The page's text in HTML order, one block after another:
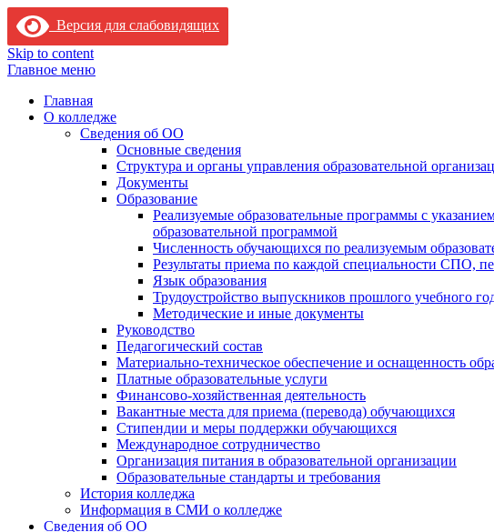
Версия для слабовидящих
Skip to content
Главное меню
Главная
О колледже
Сведения об ОО
Основные сведения
Структура и органы управления образовательной
Документы
Образование
Реализуемые образовательные программы с
образовательной программой
Численность обучающихся по реализуемым
Результаты приема по каждой специальности СПО,
Язык образования
Трудоустройство выпускников прошлого
Методические и иные документы
Руководство
Педагогический состав
Материально-техническое обеспечение и оснащенность
Платные образовательные услуги
Финансово-хозяйственная деятельность
Вакантные места для приема (перевода) обучающихся
Стипендии и меры поддержки обучающихся
Международное сотрудничество
Организация питания в образовательной организации
Образовательные стандарты и требования
История колледжа
Информация в СМИ о колледже
Сведения об ОО